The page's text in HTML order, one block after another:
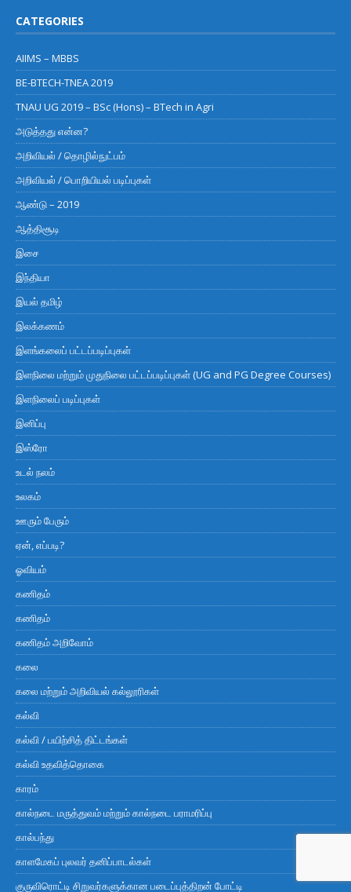
CATEGORIES
AIIMS – MBBS
BE-BTECH-TNEA 2019
TNAU UG 2019 – BSc (Hons) – BTech in Agri
அடுத்தது என்ன?
அறிவியல் / தொழில்நுட்பம்
அறிவியல் / பொறியியல் படிப்புகள்
ஆண்டு – 2019
ஆத்திசூடி
இசை
இந்தியா
இயல் தமிழ்
இலக்கணம்
இளங்கலைப் பட்டப்படிப்புகள்
இளநிலை மற்றும் முதுநிலை பட்டப்படிப்புகள் (UG and PG Degree Courses)
இளநிலைப் படிப்புகள்
இனிப்பு
இஸ்ரோ
உடல் நலம்
உலகம்
ஊரும் பேரும்
ஏன், எப்படி?
ஓவியம்
கணிதம்
கணிதம்
கணிதம் அறிவோம்
கலை
கலை மற்றும் அறிவியல் கல்லூரிகள்
கல்வி
கல்வி / பயிற்சித் திட்டங்கள்
கல்வி உதவித்தொகை
காரம்
கால்நடை மருத்துவம் மற்றும் கால்நடை பராமரிப்பு
கால்பந்து
காளமேகப் புலவர் தனிப்பாடல்கள்
குருவிரொட்டி சிறுவர்களுக்கான படைப்புத்திறன் போட்டி